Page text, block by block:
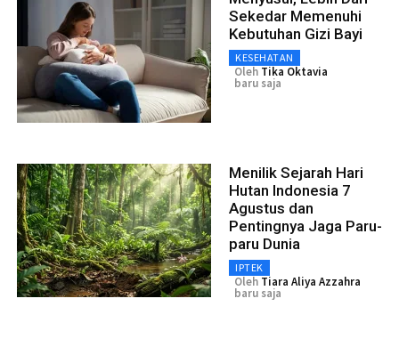
Sekedar Memenuhi
Kebutuhan Gizi Bayi
KESEHATAN
Oleh Tika Oktavia
baru saja
Menilik Sejarah Hari
Hutan Indonesia 7
Agustus dan
Pentingnya Jaga Paru-
paru Dunia
IPTEK
Oleh Tiara Aliya Azzahra
baru saja